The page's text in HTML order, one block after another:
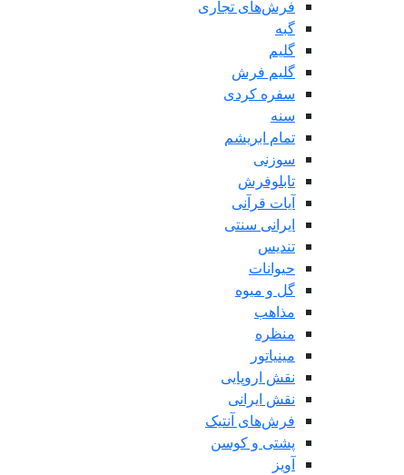
فرش‌های تجاری
گبه
گلیم
گلیم فرش
سفره کردی
سنه
تمام ابریشم
سوزنی
تابلوفرش
آیات قرآنی
ایرانی سنتی
تندیس
حیوانات
گل و میوه
مذاهب
منظره
مینیاتور
نقش اروپایی
نقش ایرانی
فرش‌های آنتیک
پشتی و کوسن
آویز